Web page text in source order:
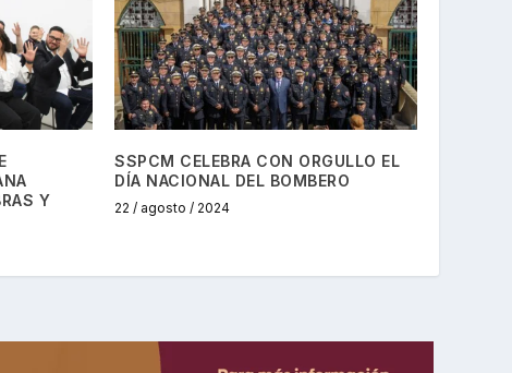
Y
SSPCM CELEBRA CON ORGULLO EL
DÍA NACIONAL DEL BOMBERO
22 / agosto / 2024